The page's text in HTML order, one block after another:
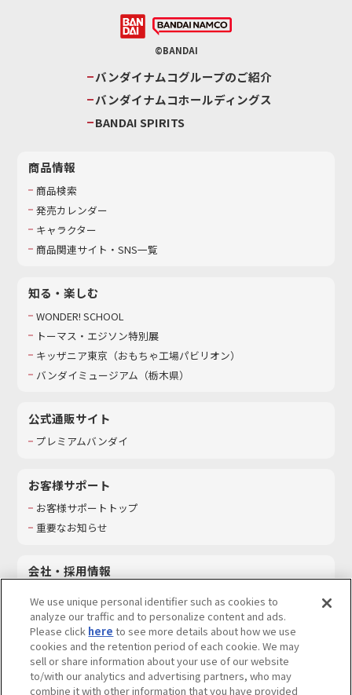
©BANDAI
バンダイナムコグループのご紹介
バンダイナムコホールディングス
BANDAI SPIRITS
商品情報
商品検索
発売カレンダー
キャラクター
商品関連サイト・SNS一覧
知る・楽しむ
WONDER! SCHOOL
トーマス・エジソン特別展
キッザニア東京（おもちゃ工場パビリオン）​
バンダイミュージアム（栃木県）
公式通販サイト
プレミアムバンダイ
お客様サポート
お客様サポートトップ
重要なお知らせ
会社・採用情報
採用情報
サステナビリティ
お問い合わせ
We use unique personal identifier such as cookies to
analyze our traffic and to personalize content and ads.
Please click here to see more details about how we use
cookies and the retention period of each cookie. We may
sell or share information about your use of our website
to/with our analytics and advertising partners, who may
combine it with other information that you have provided